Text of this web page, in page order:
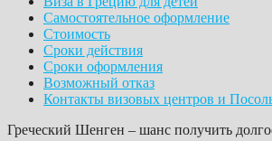
Самостоятельное оформление
Стоимость
Сроки действия
Сроки оформления
Возможный отказ
Контакты визовых центров и
Греческий Шенген – шанс получить